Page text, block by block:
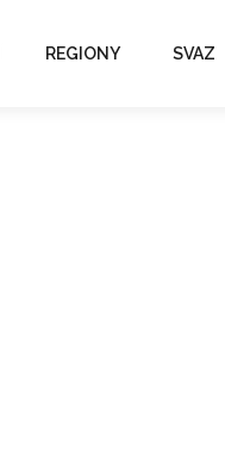
REGIONY SVAZ